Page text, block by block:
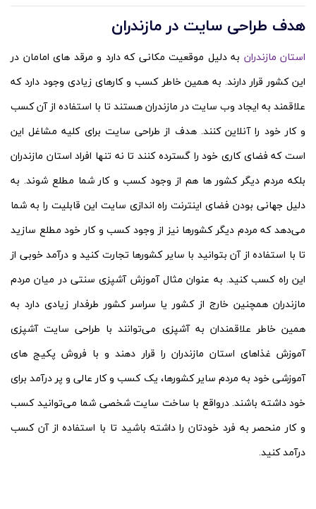
هدف طراحی سایت در مازندران
استان مازندران به دلیل موقعیت مکانی که دارد و مرقد های امامان در
این کشور قرار دارند. به همین خاطر کسب و کارهای زیادی وجود دارد که
علاقمند به ایجاد وب سایت در مازندران هستند تا با استفاده از آن کسب
و کار خود را آنلاین کنند. هدف از طراحی سایت برای کلیه مشاغل این
است که فضای کاری خود را گسترده کنند تا نه تنها افراد استان مازندران
بلکه مردم دیگر کشور ها هم از وجود کسب و کار شما مطلع شوند. به
دلیل جهانی بودن فضای اینترنت راه اندازی سایت این قابلیت را به شما
می‌دهد که مردم دیگر کشورها نیز از وجود کسب و کار خود مطلع سازید
تا با استفاده از آن بتوانید با سایر کشورها تجارت کنید و درآمد خوبی از
این راه کسب کنید. به عنوان مثال آموزش آشپزی سنتی در میان مردم
مازندران همچنین خارج از کشور یا سراسر کشور طرفدار زیادی دارد به
همین خاطر علاقمندان به آشپزی می‌توانند با طراحی سایت آشپزی
آموزش غذاهای استان مازندران را قرار دهند و با فروش پکیج های
آموزشی خود به مردم سایر کشورها، یک کسب و کار عالی و پر درآمد برای
خود داشته باشند. درواقع با ساخت سایت شخصی شما می‌توانید کسب
و کار منحصر به فرد خودتان را داشته باشید تا با استفاده از آن کسب
درآمد کنید.